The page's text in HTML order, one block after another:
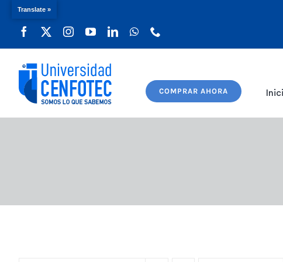
COMPRAR AHORA
Translate »